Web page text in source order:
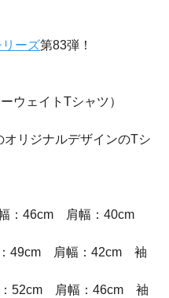
ーズ第83弾！
ウェイトTシャツ）
リジナルデザインのTシ
：46cm 肩幅：40cm
49cm 肩幅：42cm 袖
52cm 肩幅：46cm 袖